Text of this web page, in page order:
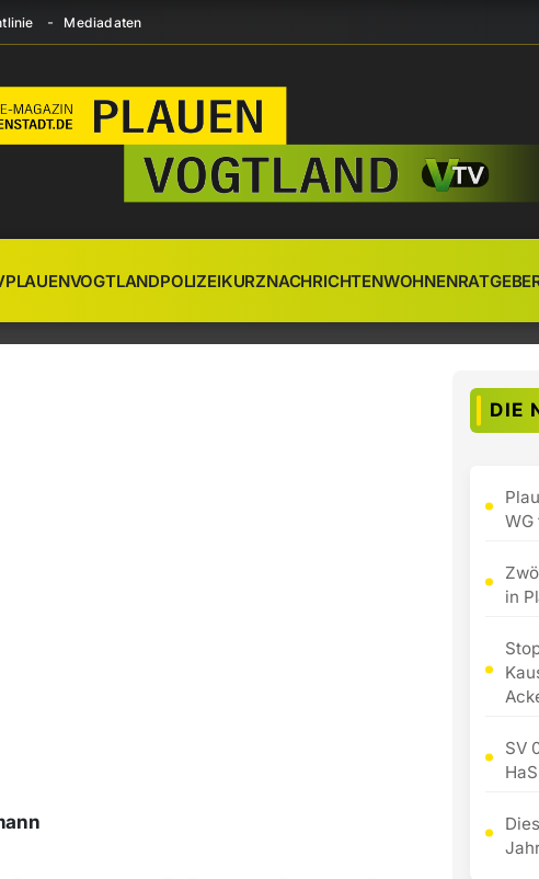
Mediadaten
PLAUENVOGTLANDPOLIZEIKURZNACHRICHTENWOHNEN
DIE
WG
in
SV